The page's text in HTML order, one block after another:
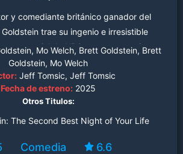
y comediante británico ganador del
trae su ingenio e irresistible
especial de HBO para compartir sus
amor, el sexo, la masculinidad y Plaza
Sésamo.
Mo Welch, Brett Goldstein, Brett
Goldstein, Mo Welch
Jeff Tomsic, Jeff Tomsic
Fecha de estreno: 2025
Otros Titulos:
The Second Best Night of Your Life
Comedia 6.6